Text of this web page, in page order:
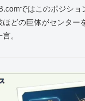
ではこのポジショ
どの巨体がセンター
。